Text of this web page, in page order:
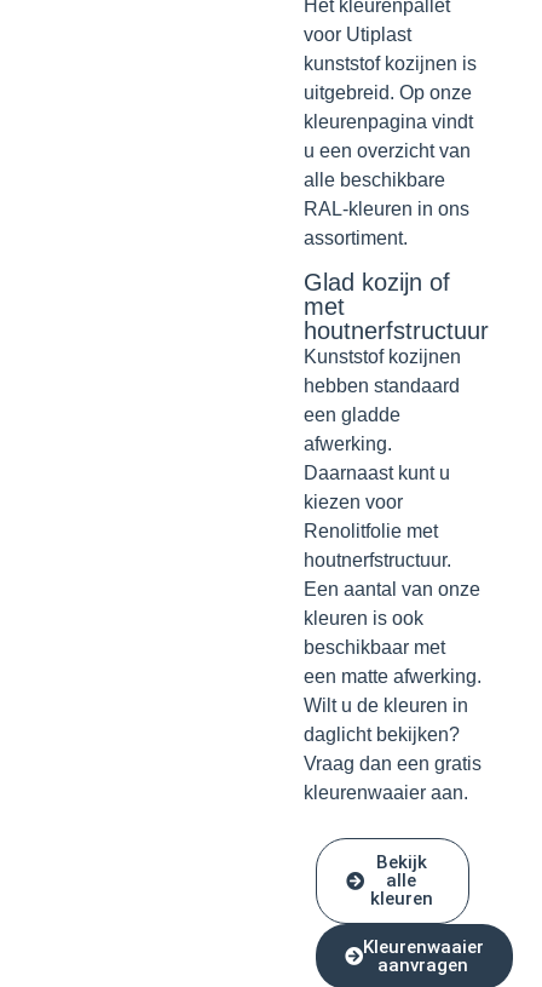
Het kleurenpallet
voor Utiplast
kunststof kozijnen is
uitgebreid. Op onze
kleurenpagina vindt
u een overzicht van
alle beschikbare
RAL-kleuren in ons
assortiment.
Glad kozijn of
met
houtnerfstructuur
Kunststof kozijnen
hebben standaard
een gladde
afwerking.
Daarnaast kunt u
kiezen voor
Renolitfolie met
houtnerfstructuur.
Een aantal van onze
kleuren is ook
beschikbaar met
een matte afwerking.
Wilt u de kleuren in
daglicht bekijken?
Vraag dan een gratis
kleurenwaaier aan.
Bekijk
alle
kleuren
Kleurenwaaier
aanvragen